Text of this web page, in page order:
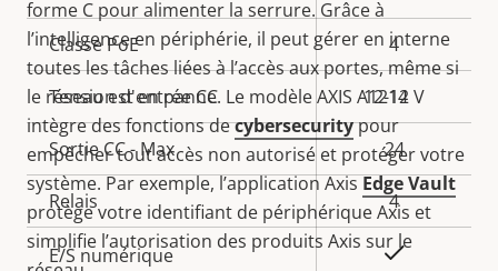
forme C pour alimenter la serrure. Grâce à
l’intelligence en périphérie, il peut gérer en interne
toutes les tâches liées à l’accès aux portes, même si
le réseau est en panne. Le modèleAXIS A1214
intègre des fonctions decybersecuritypour
empêcher tout accès non autorisé et protéger votre
système. Par exemple, l’applicationAxisEdge Vault
protège votre identifiant de périphérique Axis et
simplifie l’autorisation des produits Axis sur le
de la
propriété
la
propriété
Classe PoE 4
Tension d'entrée CC 12-12 V
Sortie CC - Max 24
Relais 4
E/S numérique Oui